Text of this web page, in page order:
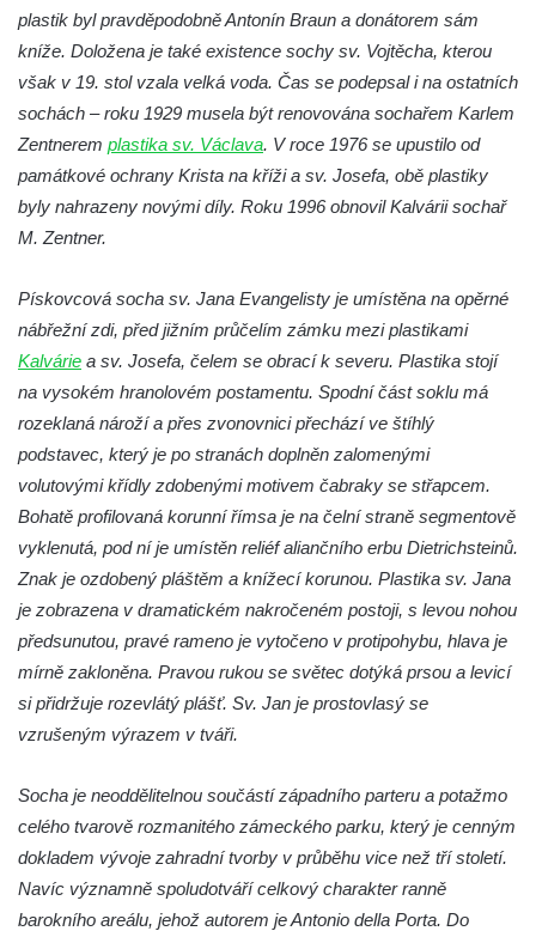
Socha Kozorožec horský v ZOO Hluboká
Socha Včela v ZOO Hluboká
Socha Housenka v ZOO Hluboká
Socha Nosorožík v ZOO Hluboká
Socha Beruška v ZOO Hluboká
Socha Vážka v ZOO Hluboká
Lysá nad Labem, barokní město Šporkovo
Socha Opičákovník v ZOO Hluboká
Socha Roháč v ZOO Hluboká
Socha Mystik v ZOO Hluboká
Socha Jana Valeria Jirsíka u Černé věže v
Českých Budějovicích
Socha Krista klesajícího pod křížem u
kostela svatého Mikuláše v Českých
Budějovicích
kostela svaté Rodiny v Českých
Budějovicích
Socha S tebou v parku na Senovážném
náměstí v Českých Budějovicích
plastik byl pravděpodobně Antonín Braun a donátorem sám
kníže. Doložena je také existence sochy sv. Vojtěcha, kterou
však v 19. stol vzala velká voda. Čas se podepsal i na ostatních
sochách – roku 1929 musela být renovována sochařem Karlem
Zentnerem plastika sv. Václava. V roce 1976 se upustilo od
památkové ochrany Krista na kříži a sv. Josefa, obě plastiky
byly nahrazeny novými díly. Roku 1996 obnovil Kalvárii sochař
M. Zentner.
Pískovcová socha sv. Jana Evangelisty je umístěna na opěrné
nábřežní zdi, před jižním průčelím zámku mezi plastikami
Kalvárie a sv. Josefa, čelem se obrací k severu. Plastika stojí
na vysokém hranolovém postamentu. Spodní část soklu má
rozeklaná nároží a přes zvonovnici přechází ve štíhlý
podstavec, který je po stranách doplněn zalomenými
volutovými křídly zdobenými motivem čabraky se střapcem.
Bohatě profilovaná korunní římsa je na čelní straně segmentově
vyklenutá, pod ní je umístěn reliéf aliančního erbu Dietrichsteinů.
Znak je ozdobený pláštěm a knížecí korunou. Plastika sv. Jana
je zobrazena v dramatickém nakročeném postoji, s levou nohou
předsunutou, pravé rameno je vytočeno v protipohybu, hlava je
mírně zakloněna. Pravou rukou se světec dotýká prsou a levicí
si přidržuje rozevlátý plášť. Sv. Jan je prostovlasý se
vzrušeným výrazem v tváři.
Socha je neoddělitelnou součástí západního parteru a potažmo
celého tvarově rozmanitého zámeckého parku, který je cenným
dokladem vývoje zahradní tvorby v průběhu vice než tří století.
Navíc významně spoludotváří celkový charakter ranně
barokního areálu, jehož autorem je Antonio della Porta. Do